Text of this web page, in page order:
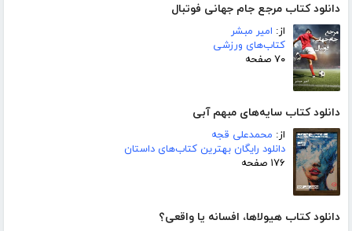
دانلود کتاب مرجع جام جهانی فوتبال
از: امیر مبشر
کتاب‌های ورزشی
۷۰ صفحه
دانلود کتاب سایه‌های مبهم آبی
از: محمدعلی قجه
دانلود رایگان بهترین کتاب‌های داستان
۱۷۶ صفحه
دانلود کتاب هیولاها، افسانه یا واقعی؟